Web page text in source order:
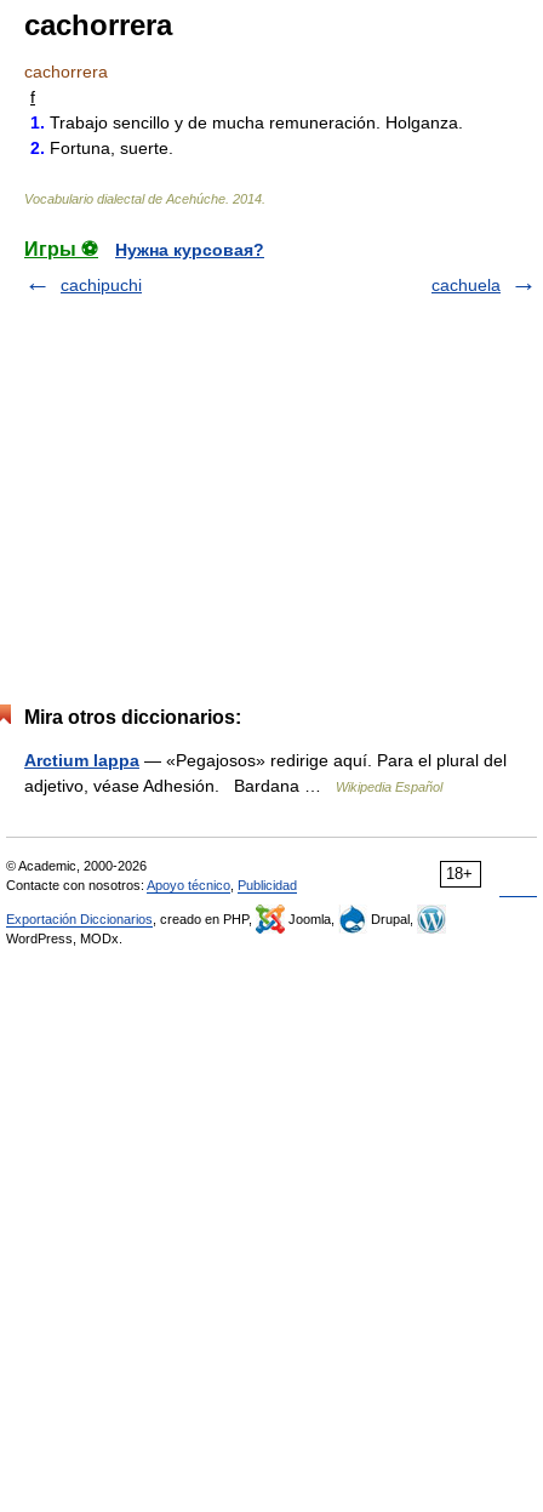
cachorrera
cachorrera
f
1. Trabajo sencillo y de mucha remuneración. Holganza.
2. Fortuna, suerte.
Vocabulario dialectal de Acehúche 2014
Игры ⚽
Нужна курсовая?
cachipuchi
cachuela
Mira otros diccionarios:
Arctium lappa — «Pegajosos» redirige aquí. Para el plural del
adjetivo, véase Adhesión. Bardana …
Wikipedia Español
18+
© Academic, 2000-2026
Contacte con nosotros: Apoyo técnico Publicidad
Exportación Diccionarios , creado en PHP, Joomla,
Drupal,
WordPress, MODx.